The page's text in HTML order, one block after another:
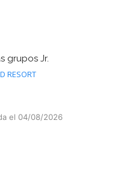
grupos Jr.
RESORT
el 04/08/2026